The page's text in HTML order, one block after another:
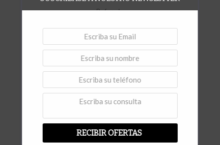
Perforado
Broca Diamantada Ø 30 mm.
Vista rápida
RECIBIR OFERTAS